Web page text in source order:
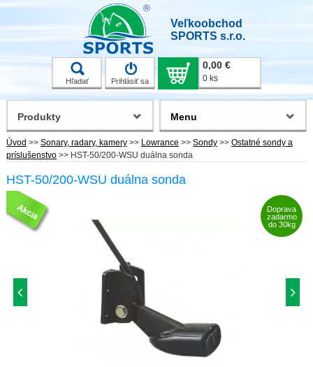
Veľkoobchod
SPORTS s.r.o.
Hľadať Prihlásiť sa
0,00 €
0 ks
Úvod >> Sonary, radary, kamery >> Lowrance >> Sondy >> Ostatné sondy a
príslušenstvo >> HST-50/200-WSU duálna sonda
HST-50/200-WSU duálna sonda
Doprava
zadarmo
do 30kg
Produkty Menu